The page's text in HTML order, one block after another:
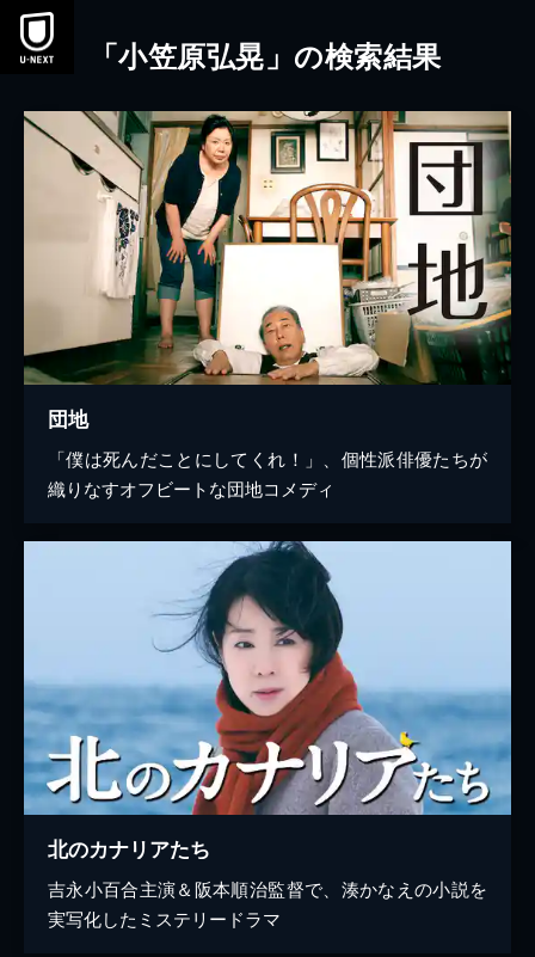
本文へスキップ
「小笠原弘晃」の検索結果
団地
「僕は死んだことにしてくれ！」、個性派俳優たちが
織りなすオフビートな団地コメディ
北のカナリアたち
吉永小百合主演＆阪本順治監督で、湊かなえの小説を
実写化したミステリードラマ